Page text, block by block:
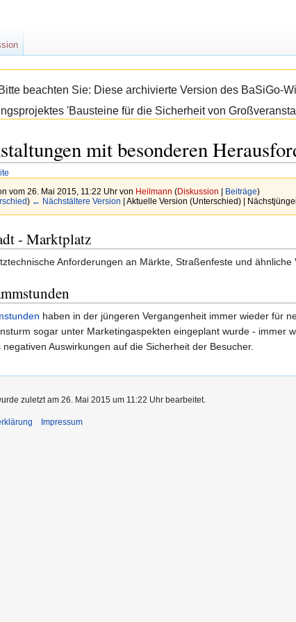
Bitte beachten Sie: Diese archivierte Version des BaSiGo-
'Bausteine für die Sicherheit von
mit besonderen
vom 26. Mai 2015, 11:22 Uhr von Heilmann (Diskussion Beiträge)
) ← Nächstältere Version | Aktuelle Version (Unterschied) |
- Marktplatz
Anforderungen an Märkte, Straßenfeste und ähnliche
haben in der jüngeren Vergangenheit immer wieder für
sogar unter Marketingaspekten eingeplant wurde - immer
negativen Auswirkungen auf die Sicherheit der Besucher.
zuletzt am 26. Mai 2015 um 11:22 Uhr bearbeitet.
Impressum